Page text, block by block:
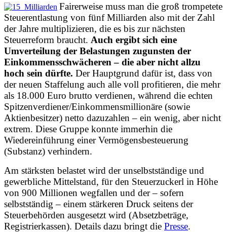
Fairerweise muss man die groß trompetete
Steuerentlastung von fünf Milliarden also mit der Zahl
der Jahre multiplizieren, die es bis zur nächsten
Steuerreform braucht. Auch ergibt sich eine
Umverteilung der Belastungen zugunsten der
Einkommensschwächeren – die aber nicht allzu
hoch sein dürfte. Der Hauptgrund dafür ist, dass von
der neuen Staffelung auch alle voll profitieren, die mehr
als 18.000 Euro brutto verdienen, während die echten
Spitzenverdiener/Einkommensmillionäre (sowie
Aktienbesitzer) netto dazuzahlen – ein wenig, aber nicht
extrem. Diese Gruppe konnte immerhin die
Wiedereinführung einer Vermögensbesteuerung
(Substanz) verhindern.
Am stärksten belastet wird der unselbstständige und
gewerbliche Mittelstand, für den Steuerzuckerl in Höhe
von 900 Millionen wegfallen und der – sofern
selbstständig – einem stärkeren Druck seitens der
Steuerbehörden ausgesetzt wird (Absetzbeträge,
Registrierkassen). Details dazu bringt die Presse.